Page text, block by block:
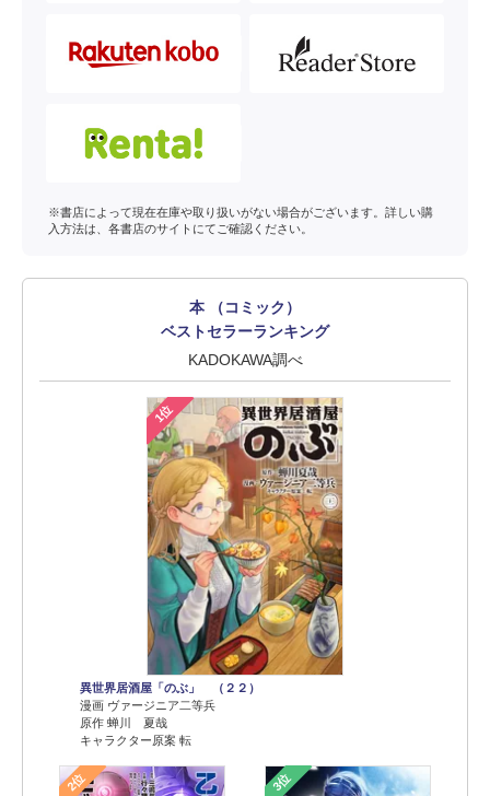
※書店によって現在在庫や取り扱いがない場合がございます。詳しい購
入方法は、各書店のサイトにてご確認ください。
本 （コミック）
ベストセラーランキング
KADOKAWA調べ
1位
異世界居酒屋「のぶ」 （２２）
漫画 ヴァージニア二等兵
原作 蝉川 夏哉
キャラクター原案 転
2位 3位